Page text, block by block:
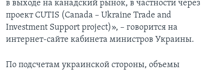
в выходе на канадский рынок, в частности через
проект CUTIS (Canada – Ukraine Trade and
Investment Support project)», – говорится на
интернет-сайте кабинета министров Украины.
По подсчетам украинской стороны, объемы